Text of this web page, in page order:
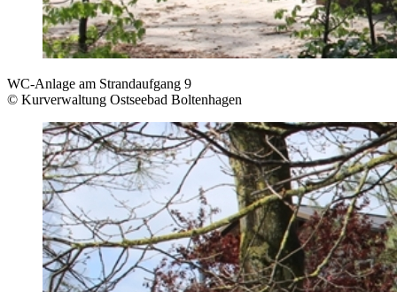
WC-Anlage am Strandaufgang 9
© Kurverwaltung Ostseebad Boltenhagen